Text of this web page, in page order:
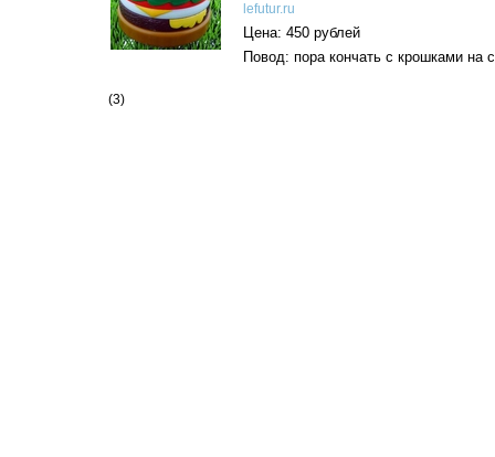
lefutur.ru
Цена: 450 рублей
Повод: пора кончать с крошками на
(3)